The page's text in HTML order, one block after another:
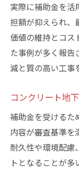
実際に補助金を活
担額が抑えられ、
価値の維持とコス
た事例が多く報告
減と質の高い工事
コンクリート地
補助金を受けるた
内容が審査基準を
耐久性や環境配慮
トとなることが多